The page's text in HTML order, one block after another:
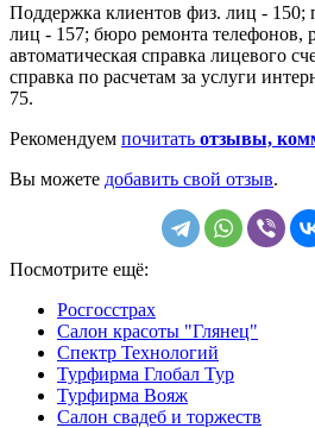
Поддержка клиентов физ. лиц - 150;
лиц - 157; бюро ремонта телефонов,
автоматическая справка лицевого
справка по расчетам за услуги
75.
Рекомендуем почитать отзывы,
Вы можете добавить свой отзыв.
Посмотрите ещё:
Росгосстрах
Салон красоты "Глянец"
Спектр Технологий
Турфирма Глобал Тур
Турфирма Вояж
Салон свадеб и торжеств